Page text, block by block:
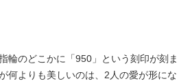
輪のどこかに「950」という刻印が刻ま
何よりも美しいのは、2人の愛が形にな